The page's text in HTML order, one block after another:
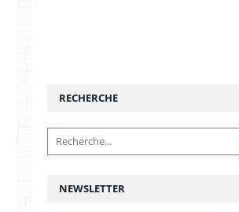
NEWSLETTER
RECHERCHE